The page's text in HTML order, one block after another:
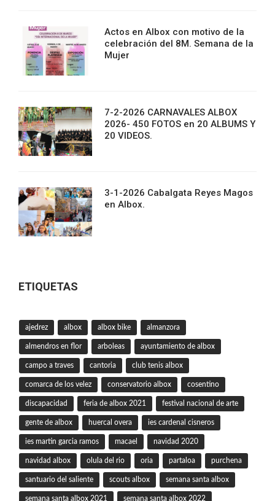
Actos en Albox con motivo de la
celebración del 8M. Semana de la
Mujer
7-2-2026 CARNAVALES ALBOX
2026- 450 FOTOS en 20 ALBUMS Y
20 VIDEOS.
3-1-2026 Cabalgata Reyes Magos
en Albox.
ETIQUETAS
ajedrez albox albox bike almanzora
almendros en flor arboleas ayuntamiento de albox
campo a traves cantoria club tenis albox
comarca de los velez conservatorio albox cosentino
discapacidad feria de albox 2021 festival nacional de arte
gente de albox huercal overa ies cardenal cisneros
ies martin garcia ramos macael navidad 2020
navidad albox olula del rio oria partaloa purchena
santuario del saliente scouts albox semana santa albox
semana santa albox 2021 semana santa albox 2022